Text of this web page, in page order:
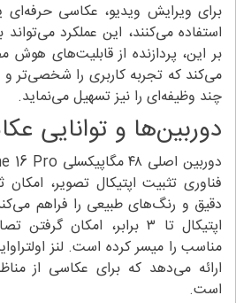
برای ویرایش ویدیو، عکاسی حرفه‌ای
استفاده می‌کنند، این عملکرد می‌تواند
بر این، پردازنده از قابلیت‌های هوش
می‌کند که تجربه کاربری را شخصی‌تر
چند وظیفه‌ای را نیز تسهیل می‌نماید.
دوربین‌ها و توانایی
فناوری تثبیت اپتیکال تصویر،
دقیق و رنگ‌های طبیعی را فراهم می‌کند.
اپتیکال تا ۳ برابر، امکان
مناسب را میسر کرده است. لنز
ارائه می‌دهد که برای عکاسی از
است.